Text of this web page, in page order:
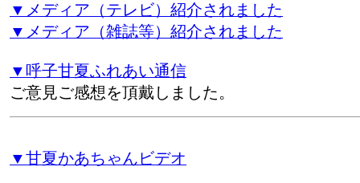
▼メディア（テレビ）紹介されました
▼メディア（雑誌等）紹介されました
▼呼子甘夏ふれあい通信
ご意見ご感想を頂戴しました。
▼甘夏かあちゃんビデオ